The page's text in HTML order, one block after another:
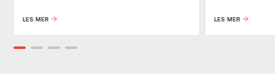
LES MER LES MER